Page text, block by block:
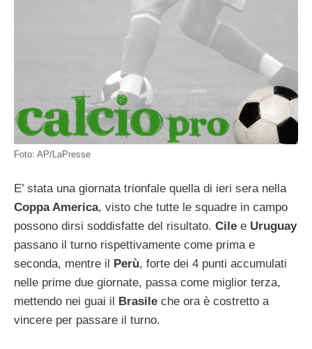
Foto: AP/LaPresse
E’ stata una giornata trionfale quella di ieri sera nella
Coppa America, visto che tutte le squadre in campo
possono dirsi soddisfatte del risultato. Cile e Uruguay
passano il turno rispettivamente come prima e
seconda, mentre il Perù, forte dei 4 punti accumulati
nelle prime due giornate, passa come miglior terza,
mettendo nei guai il Brasile che ora è costretto a
vincere per passare il turno.